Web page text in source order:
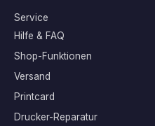
Service
Hilfe & FAQ
Shop-Funktionen
Versand
Printcard
Drucker-Reparatur